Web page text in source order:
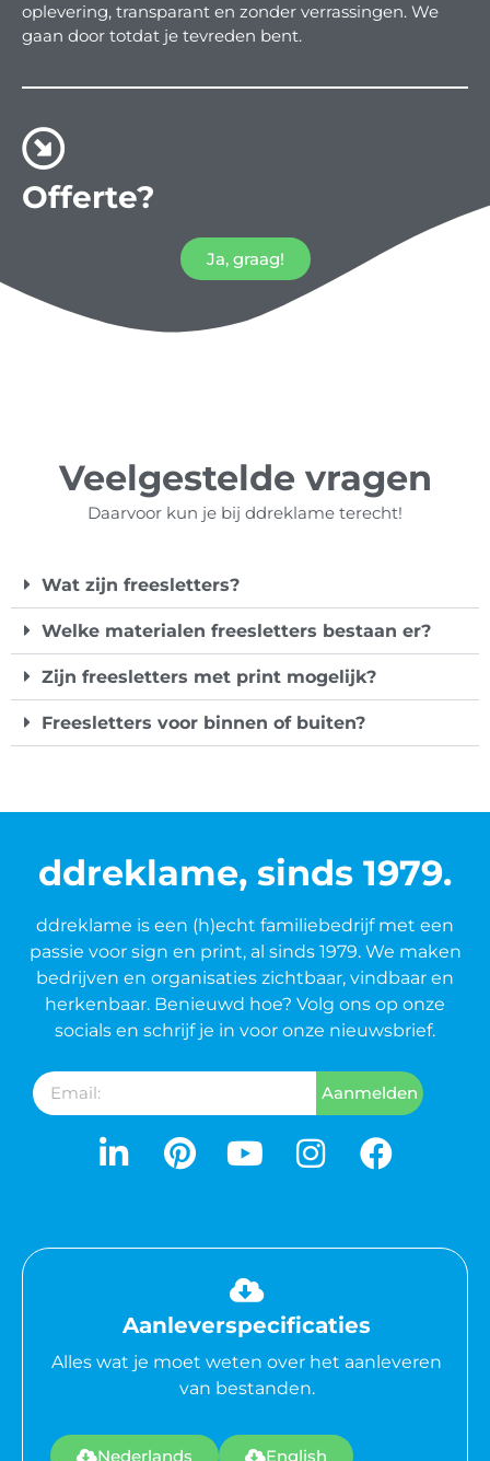
oplevering, transparant en zonder verrassingen. We
gaan door totdat je tevreden bent.
Offerte?
Ja, graag!
Veelgestelde vragen
Daarvoor kun je bij ddreklame terecht!
Wat zijn freesletters?
Welke materialen freesletters bestaan er?
Zijn freesletters met print mogelijk?
Freesletters voor binnen of buiten?
ddreklame, sinds 1979.
ddreklame is een (h)echt familiebedrijf met een
passie voor sign en print, al sinds 1979. We maken
bedrijven en organisaties zichtbaar, vindbaar en
herkenbaar. Benieuwd hoe? Volg ons op onze
socials en schrijf je in voor onze nieuwsbrief.
Aanmelden
Aanleverspecificaties
Alles wat je moet weten over het aanleveren
van bestanden.
Nederlands English